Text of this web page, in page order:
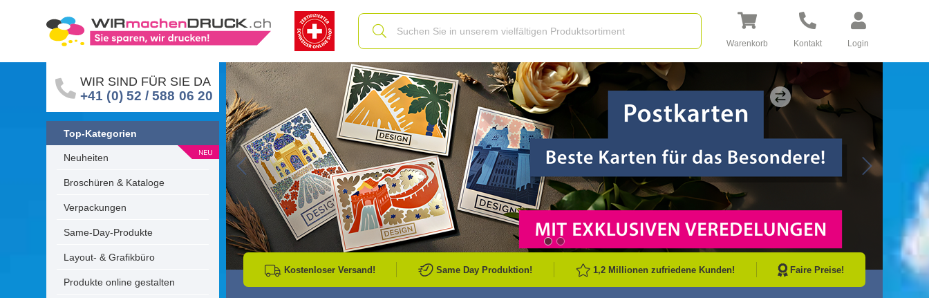
Warenkorb Kontakt Login
WIR SIND FÜR SIE DA
+41 (0) 52 / 588 06 20
Top-Kategorien
Neuheiten
Broschüren & Kataloge
Verpackungen
Same-Day-Produkte
Layout- & Grafikbüro
Produkte online gestalten
Go to Previous Slide Go to Next
Kostenloser Versand! Same Day Produktion! 1,2 Millionen zufriedene Kunden! Faire Preise!